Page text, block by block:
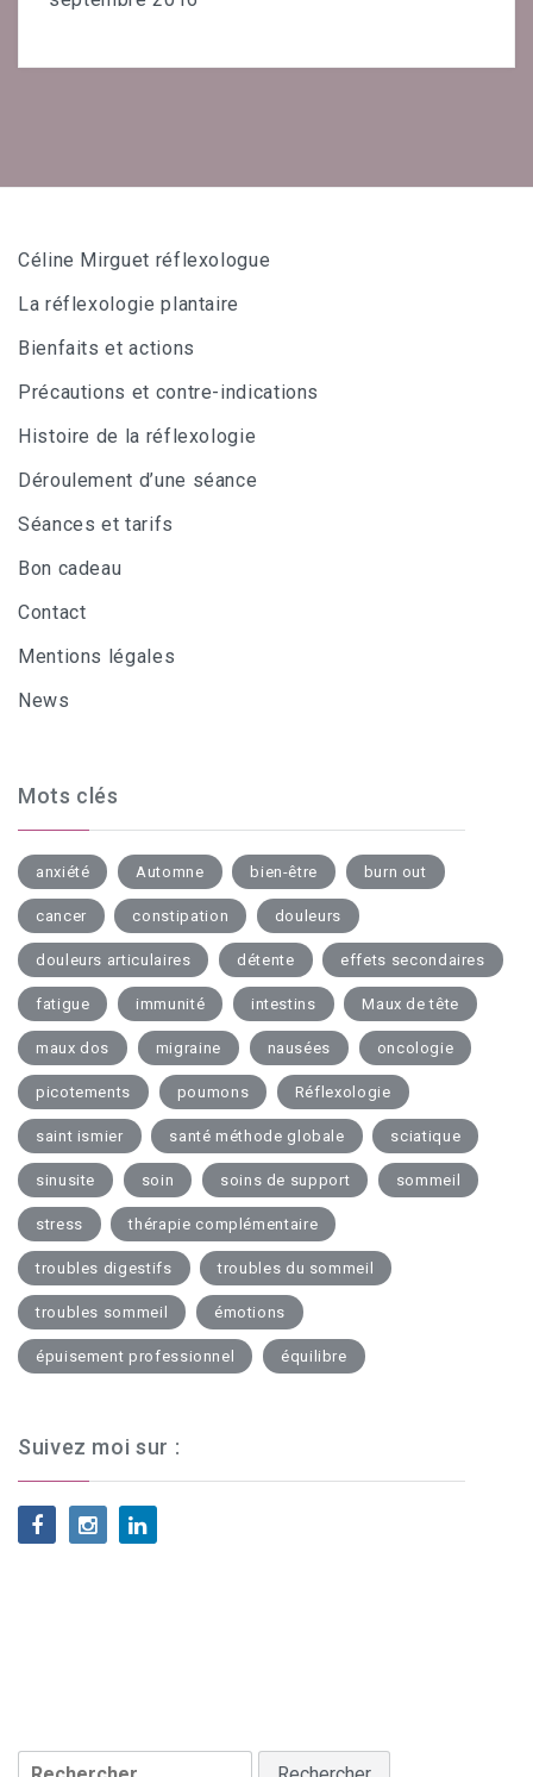
Céline Mirguet réflexologue
La réflexologie plantaire
Bienfaits et actions
Précautions et contre-indications
Histoire de la réflexologie
Déroulement d’une séance
Séances et tarifs
Bon cadeau
Contact
Mentions légales
News
Mots clés
anxiété Automne bien-être burn out
cancer constipation douleurs
douleurs articulaires détente effets secondaires
fatigue immunité intestins Maux de tête
maux dos migraine nausées oncologie
picotements poumons Réflexologie
saint ismier santé méthode globale sciatique
sinusite soin soins de support sommeil
stress thérapie complémentaire
troubles digestifs troubles du sommeil
troubles sommeil émotions
épuisement professionnel équilibre
Suivez moi sur :
Rechercher :